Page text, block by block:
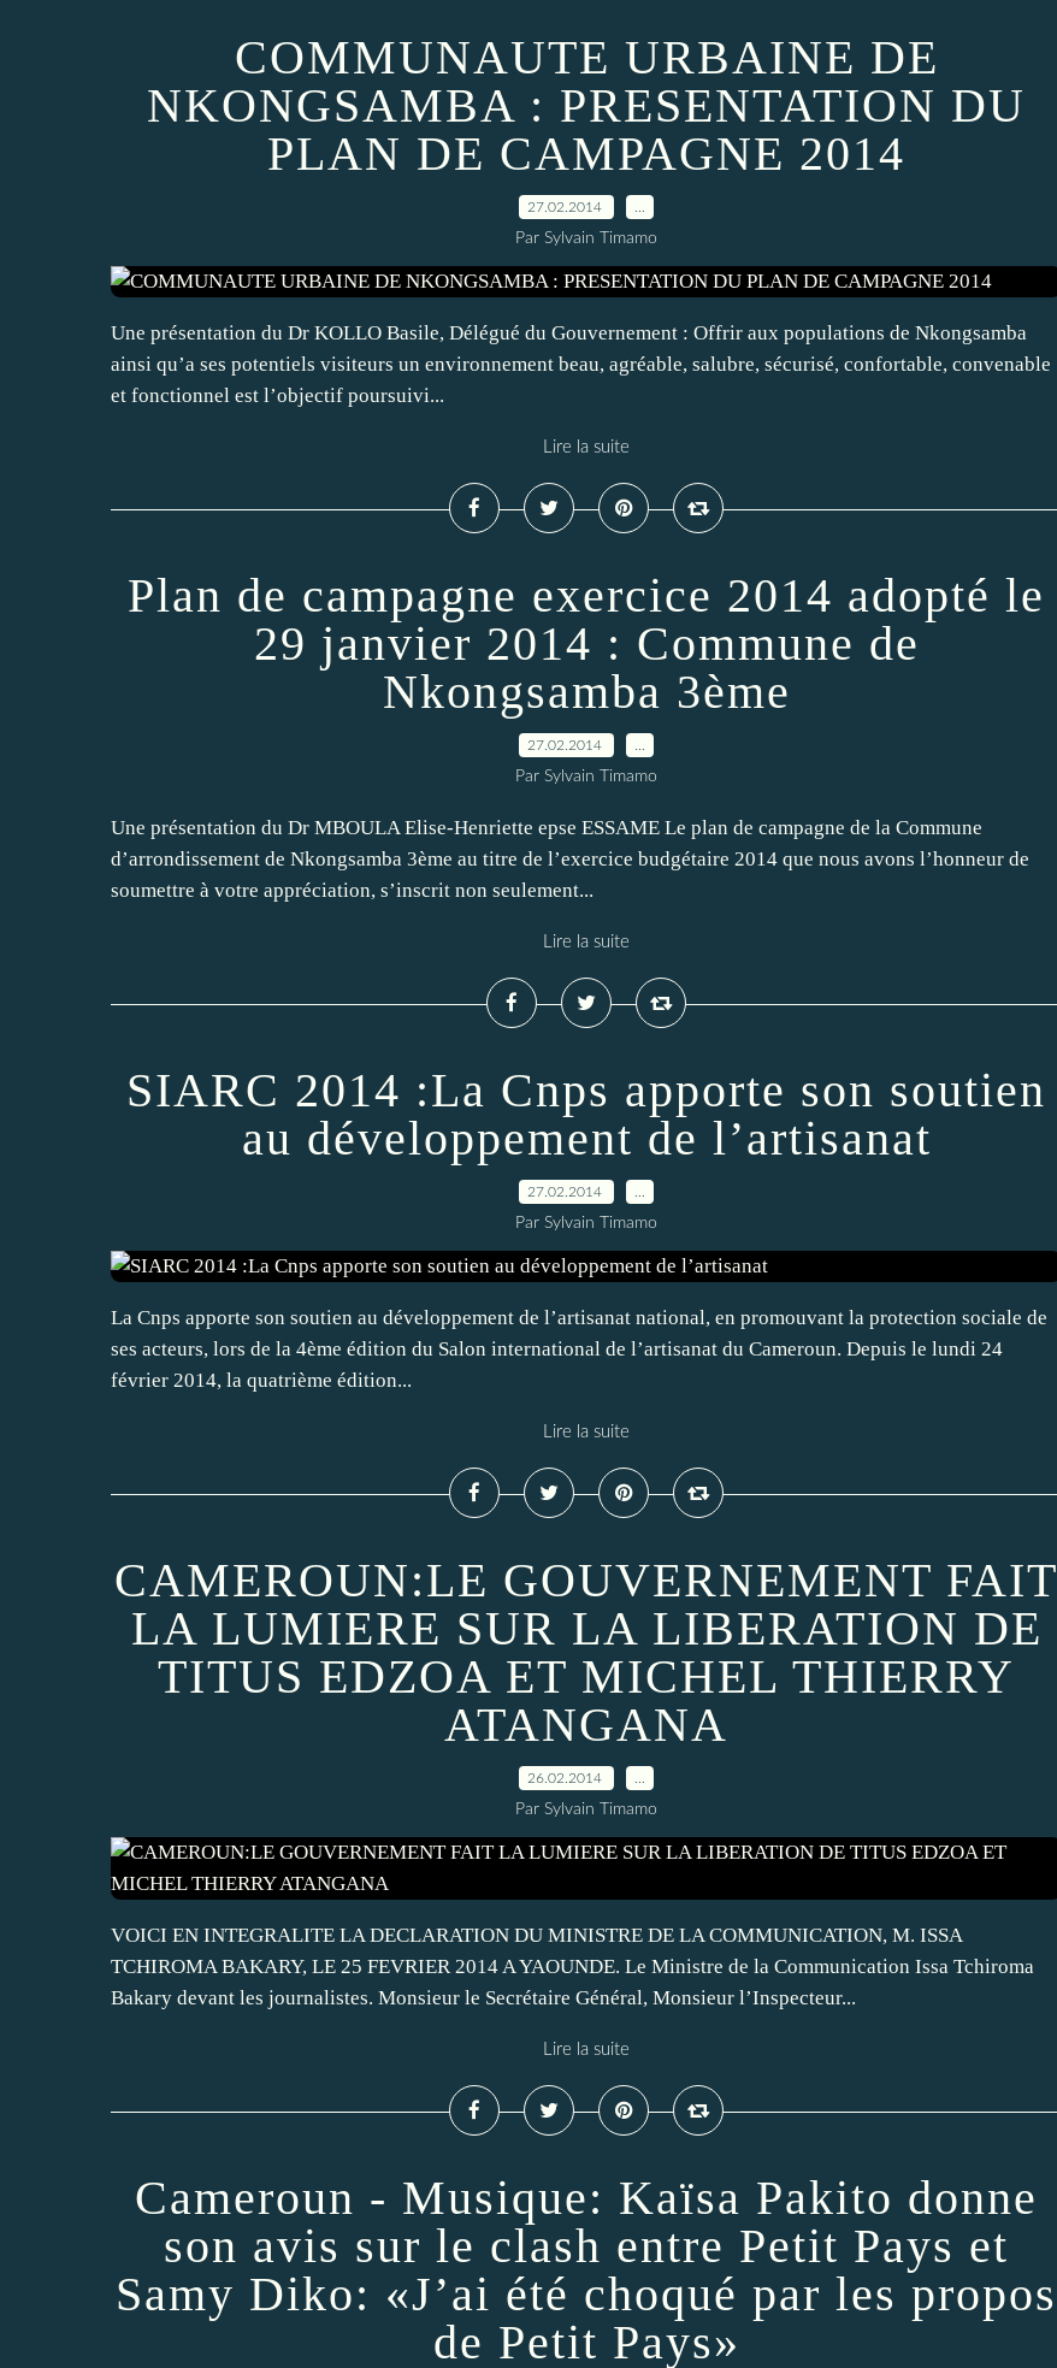
COMMUNAUTE URBAINE DE
NKONGSAMBA : PRESENTATION DU
PLAN DE CAMPAGNE 2014
27.02.2014
Par Sylvain Timamo
Une présentation du Dr KOLLO Basile, Délégué du Gouvernement : Offrir aux populations de Nkongsamba
ainsi qu’a ses potentiels visiteurs un environnement beau, agréable, salubre, sécurisé, confortable, convenable
et fonctionnel est l’objectif poursuivi...
Lire la suite
Plan de campagne exercice 2014 adopté le
29 janvier 2014 : Commune de
Nkongsamba 3ème
27.02.2014
Par Sylvain Timamo
Une présentation du Dr MBOULA Elise-Henriette epse ESSAME Le plan de campagne de la Commune
d’arrondissement de Nkongsamba 3ème au titre de l’exercice budgétaire 2014 que nous avons l’honneur de
soumettre à votre appréciation, s’inscrit non seulement...
Lire la suite
SIARC 2014 :La Cnps apporte son soutien
au développement de l’artisanat
27.02.2014
Par Sylvain Timamo
La Cnps apporte son soutien au développement de l’artisanat national, en promouvant la protection sociale de
ses acteurs, lors de la 4ème édition du Salon international de l’artisanat du Cameroun. Depuis le lundi 24
février 2014, la quatrième édition...
Lire la suite
CAMEROUN:LE GOUVERNEMENT FAIT
LA LUMIERE SUR LA LIBERATION DE
TITUS EDZOA ET MICHEL THIERRY
ATANGANA
26.02.2014
Par Sylvain Timamo
VOICI EN INTEGRALITE LA DECLARATION DU MINISTRE DE LA COMMUNICATION, M. ISSA
TCHIROMA BAKARY, LE 25 FEVRIER 2014 A YAOUNDE. Le Ministre de la Communication Issa Tchiroma
Bakary devant les journalistes. Monsieur le Secrétaire Général, Monsieur l’Inspecteur...
Lire la suite
Cameroun - Musique: Kaïsa Pakito donne
son avis sur le clash entre Petit Pays et
Samy Diko: «J’ai été choqué par les propos
de Petit Pays»